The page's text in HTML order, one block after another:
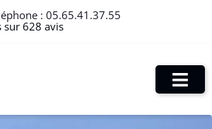
: 05.65.41.37.55
sur 628 avis